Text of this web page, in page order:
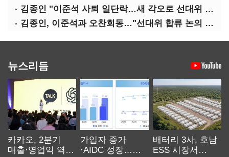
김종인 "이준석 사퇴 일단락…새 각오로 선대위 꾸리겠다"
김종인, 이준석과 오찬회동…"선대위 합류 논의 없었다"(종합)
뉴스리듬
카카오, 2분기
매출·영업익 역대
가입자 증가
·AIDC 성장…
배터리 3사, 호남
ESS 시장서